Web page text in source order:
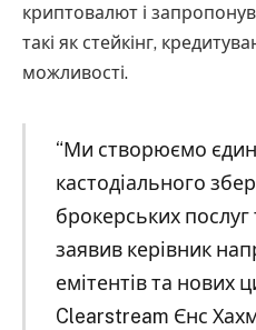
криптовалют і
такі як стейкінг,
можливості.
“Ми створюємо
кастодіального
брокерських послуг
заявив керівник
емітентів та нових
Clearstream Єнс